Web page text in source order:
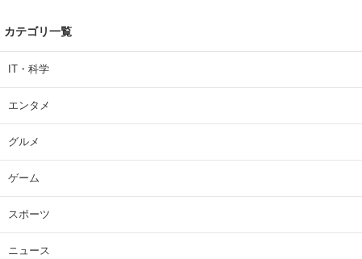
カテゴリ一覧
IT・科学
エンタメ
グルメ
ゲーム
スポーツ
ニュース